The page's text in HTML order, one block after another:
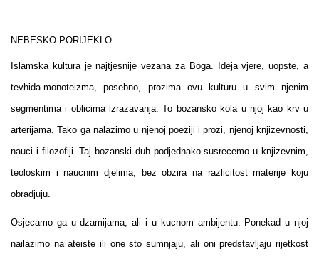
NEBESKO PORIJEKLO
Islamska kultura je najtjesnije vezana za Boga. Ideja vjere, uopste, a
tevhida-monoteizma, posebno, prozima ovu kulturu u svim njenim
segmentima i oblicima izrazavanja. To bozansko kola u njoj kao krv u
arterijama. Tako ga nalazimo u njenoj poeziji i prozi, njenoj knjizevnosti,
nauci i filozofiji. Taj bozanski duh podjednako susrecemo u knjizevnim,
teoloskim i naucnim djelima, bez obzira na razlicitost materije koju
obradjuju.
Osjecamo ga u dzamijama, ali i u kucnom ambijentu. Ponekad u njoj
nailazimo na ateiste ili one sto sumnjaju, ali oni predstavljaju rijetkost